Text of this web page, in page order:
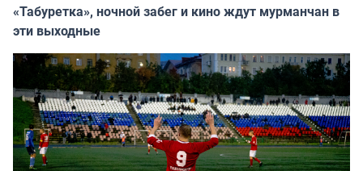
«Табуретка», ночной забег и кино ждут мурманчан в
эти выходные